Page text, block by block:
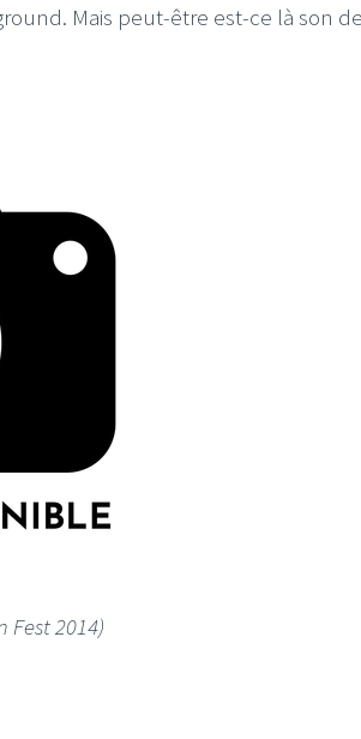
Mais peut-être est-ce là son
Fest 2014)
LE GROS RIFFIFI